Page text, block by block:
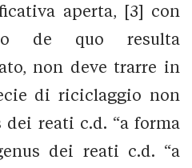
aperta, [3] con
de quo resulta
non deve trarre in
di riciclaggio non
dei reati c.d. “a forma
dei reati c.d. “a